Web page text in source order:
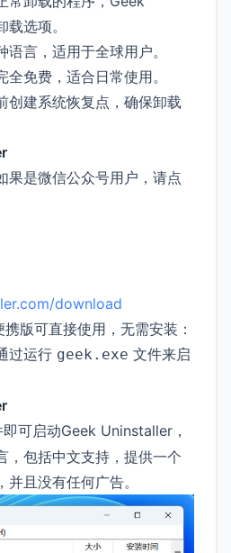
选项。
语言，适用于全球用户。
全免费，适合日常使用。
创建系统恢复点，确保卸载
果是微信公众号用户，请点
download
版可直接使用，无需安装：
过运行 geek.exe 文件来启
即可启动Geek Uninstaller，
，包括中文支持，提供一个
且没有任何广告。